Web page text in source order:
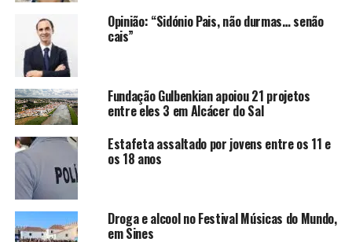
Opinião: “Sidónio Pais, não durmas… senão
cais”
Fundação Gulbenkian apoiou 21 projetos
entre eles 3 em Alcácer do Sal
Estafeta assaltado por jovens entre os 11 e
os 18 anos
Droga e alcool no Festival Músicas do Mundo,
em Sines